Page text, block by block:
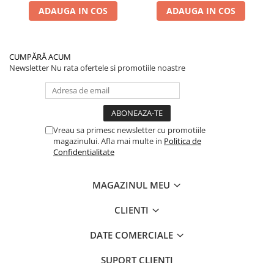
ADAUGA IN COS ADAUGA IN COS
CUMPĂRĂ ACUM
Newsletter Nu rata ofertele si promotiile noastre
Vreau sa primesc newsletter cu promotiile
magazinului. Afla mai multe in Politica de
Confidentialitate
MAGAZINUL MEU
CLIENTI
DATE COMERCIALE
SUPORT CLIENTI